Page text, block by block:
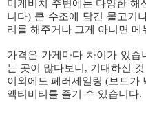
미케비치 주변에는 다양한 해
니다) 큰 수조에 담긴 물고기
리를 해주거나 그게 아니면
가격은 가게마다 차이가 있
는 곳이 많다보니, 기대하신
이외에도 페러세일링 (보트가
액티비티를 즐기 수 있습니다.